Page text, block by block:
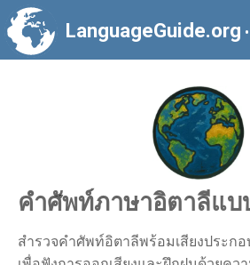
LanguageGuide.org •
คำศัพท์ภาษาอิตาลีแบ
สำรวจคำศัพท์อิตาลีพร้อมเสียงประกอ